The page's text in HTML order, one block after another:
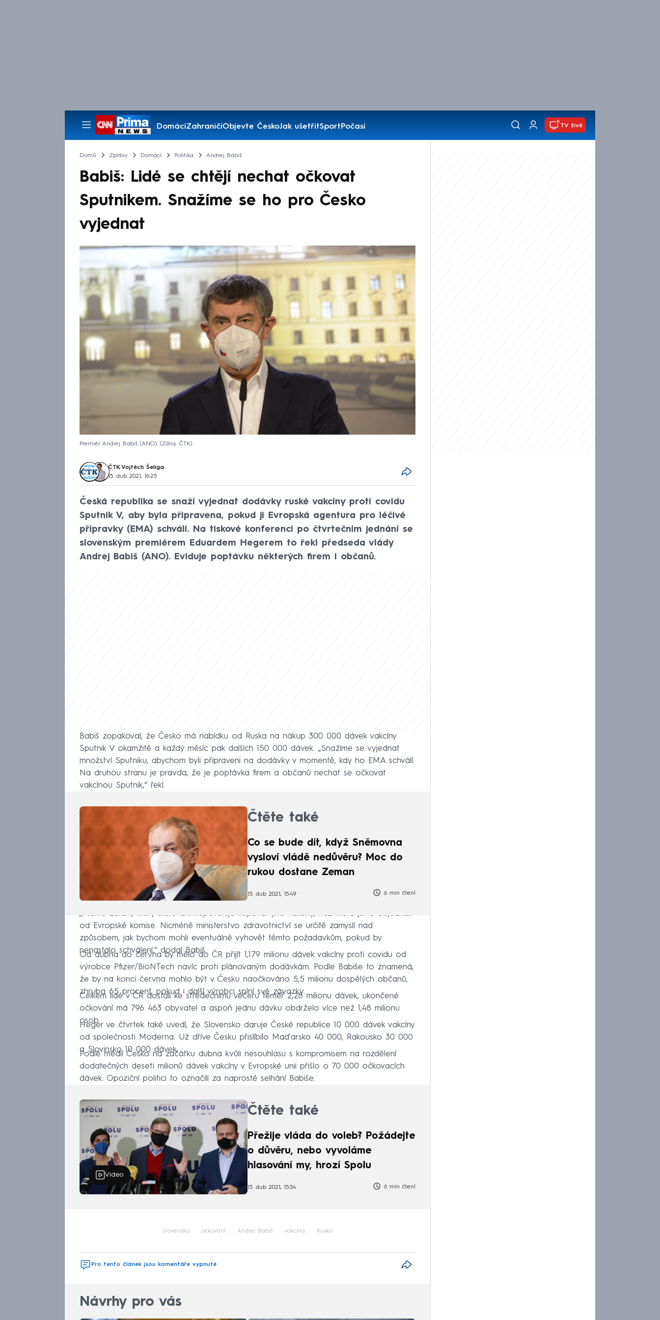
DomácíZahraničíObjevte ČeskoJak ušetřitSportPočasí
Pořady
TV živě
Domů Zprávy Domácí Politika Andrej Babiš
Babiš: Lidé se chtějí nechat očkovat
Sputnikem. Snažíme se ho pro Česko
vyjednat
Premiér Andrej Babiš (ANO) Zdroj: ČTK
ČTK, Vojtěch Šeliga
15. dub 2021, 16:25
Česká republika se snaží vyjednat dodávky ruské vakcíny proti covidu
Sputnik V, aby byla připravena, pokud ji Evropská agentura pro léčivé
přípravky (EMA) schválí. Na tiskové konferenci po čtvrtečním jednání se
slovenským premiérem Eduardem Hegerem to řekl předseda vlády
Andrej Babiš (ANO). Eviduje poptávku některých firem i občanů.
Babiš zopakoval, že Česko má nabídku od Ruska na nákup 300 000 dávek vakcíny
Sputnik V okamžitě a každý měsíc pak dalších 150 000 dávek. „Snažíme se vyjednat
množství Sputniku, abychom byli připraveni na dodávky v momentě, kdy ho EMA schválí.
Na druhou stranu je pravda, že je poptávka firem a občanů nechat se očkovat
vakcínou Sputnik,“ řekl.
Čtěte také
Co se bude dít, když Sněmovna
vysloví vládě nedůvěru? Moc do
rukou dostane Zeman
15. dub 2021, 15:49 6 min čtení
„Máme zákon, který státu ani nepovoluje kupovat jiné vakcíny, než které jsme objednali
od Evropské komise. Nicméně ministerstvo zdravotnictví se určitě zamyslí nad
způsobem, jak bychom mohli eventuálně vyhovět těmto požadavkům, pokud by
nenastalo schválení,“ dodal Babiš.
Od dubna do června by mělo do ČR přijít 1,179 milionu dávek vakcíny proti covidu od
výrobce Pfizer/BioNTech navíc proti plánovaným dodávkám. Podle Babiše to znamená,
že by na konci června mohlo být v Česku naočkováno 5,5 milionu dospělých občanů,
zhruba 65 procent, pokud i další výrobci splní své závazky.
Celkem lidé v ČR dostali ke středečnímu večeru téměř 2,28 milionu dávek, ukončené
očkování má 796 463 obyvatel a aspoň jednu dávku obdrželo více než 1,48 milionu
osob.
Heger ve čtvrtek také uvedl, že Slovensko daruje České republice 10 000 dávek vakcíny
od společnosti Moderna. Už dříve Česku přislíbilo Maďarsko 40 000, Rakousko 30 000
a Slovinsko 10 000 dávek.
Podle médií Česko na začátku dubna kvůli nesouhlasu s kompromisem na rozdělení
dodatečných deseti milionů dávek vakcíny v Evropské unii přišlo o 70 000 očkovacích
dávek. Opoziční politici to označili za naprosté selhání Babiše.
Video
Čtěte také
Přežije vláda do voleb? Požádejte
o důvěru, nebo vyvoláme
hlasování my, hrozí Spolu
15. dub 2021, 15:54 6 min čtení
Slovensko očkování Andrej Babiš vakcína Rusko
Pro tento článek jsou komentáře vypnuté
Návrhy pro vás